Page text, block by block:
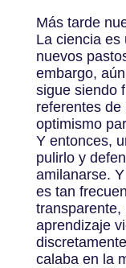
Más tarde
La ciencia es
nuevos
embargo,
sigue siendo
referentes de
optimismo
Y entonces,
pulirlo y
amilanarse.
es tan
transparente,
aprendizaje
calaba en la